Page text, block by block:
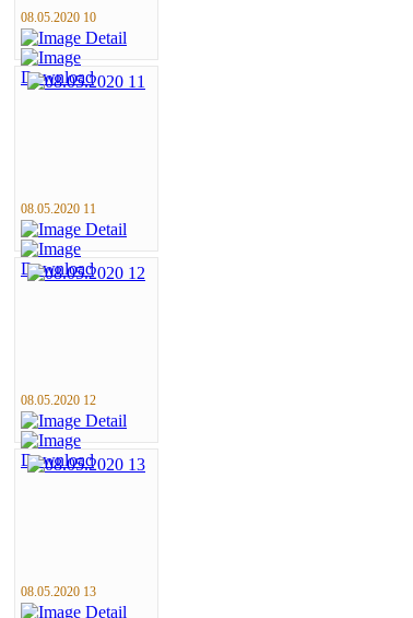
08.05.2020 10
08.05.2020 11
08.05.2020 12
08.05.2020 13